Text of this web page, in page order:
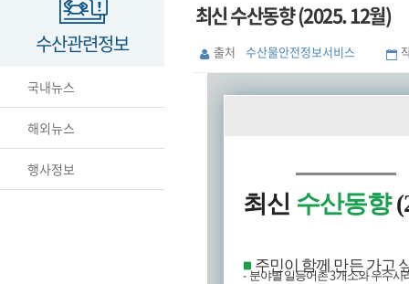
수산관련정보
국내뉴스
해외뉴스
행사정보
최신 수산동향 (2025. 12월)
출처 수산물안전정보서비스
최신 수산동향
■ 주민이 함께 만든 가고
-분야별 일등어촌3개소와 우수사